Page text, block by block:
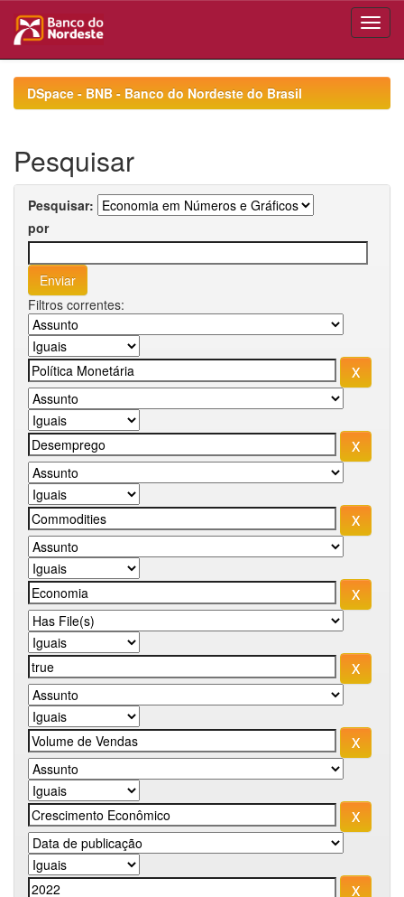
navigationDSpace - BNB - Banco do Nordeste do Brasil
Pesquisar
Pesquisar:
por
Filtros correntes: